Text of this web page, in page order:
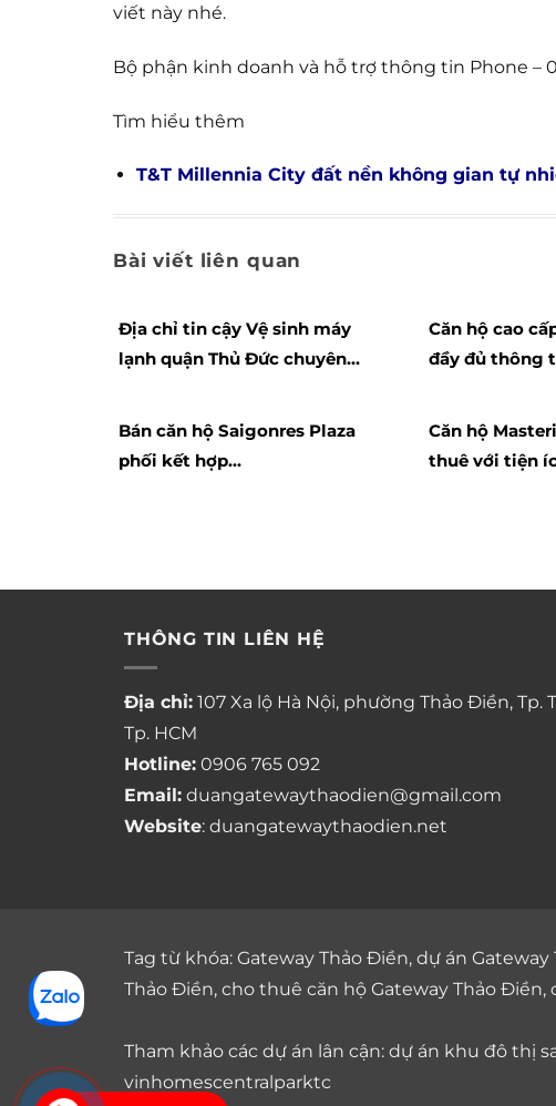
viết này nhé.
Bộ phận kinh doanh và hỗ trợ thông tin Phone –
Tìm hiểu thêm
T&T Millennia City đất nền không gian tự
Bài viết liên quan
Địa chỉ tin cậy Vệ sinh máy
lạnh quận Thủ Đức chuyên
Căn hộ cao
đầy đủ thông
Bán căn hộ Saigonres Plaza
phối kết hợp
Căn hộ
thuê với tiện
THÔNG TIN LIÊN HỆ
Địa chỉ: 107 Xa lộ Hà Nội, phường Thảo Điền, Tp.
Tp. HCM
Hotline: 0906 765 092
Email: duangatewaythaodien@gmail.com
Website: duangatewaythaodien.net
Tag từ khóa: Gateway Thảo Điền, dự án Gateway
Thảo Điền, cho thuê căn hộ Gateway Thảo Điền,
Tham khảo các dự án lân cận: dự án khu đô thị
vinhomescentralparktc